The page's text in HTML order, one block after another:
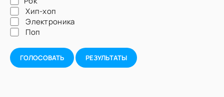
Хип-хоп
Электроника
Поп
ГОЛОСОВАТЬ РЕЗУЛЬТАТЫ